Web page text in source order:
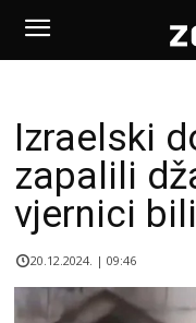
Izraelski
zapalili
vjernici
20.12.2024. | 09:46